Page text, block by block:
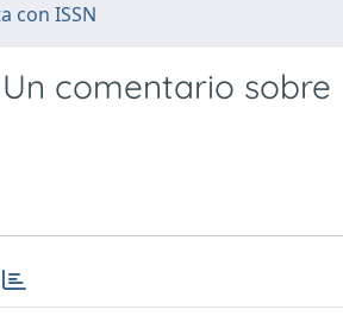
con ISSN
comentario sobre